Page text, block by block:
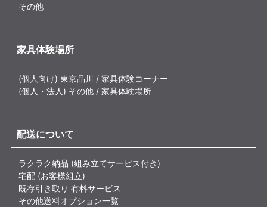
その他
家具体験場所
(個人向け) 東京品川 / 家具体験コーナー
(個人・法人) その他 / 家具体験場所
配送について
ラクラク納品 (組み立てサービス付き)
宅配 (お客様組立)
既存引き取り 有料サービス
その他送料オプション一覧